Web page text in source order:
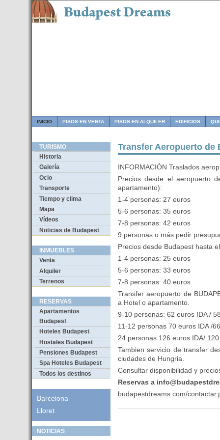
INICIO PISOS EN VENTA PISOS EN ALQUILER EDIFICIOS
TURISMO
Historia
Galería
Ocio
Transporte
Tiempo y clima
Mapa
Vídeos
Noticias de Budapest
INMUEBLES
Venta
Alquiler
Terrenos
RESERVAS
Apartamentos
Budapest
Hoteles Budapest
Hostales Budapest
Pensiones Budapest
Spa Hoteles Budapest
Todos los destinos
Barcelona
Lloret
NOTICIAS
Transfer Aeropuerto de
INFORMACIÓN Traslados
Precios desde el aeropuerto
apartamento):
1-4 personas: 27 euros
5-6 personas: 35 euros
7-8 personas: 42 euros
9 personas o más pedir
Precios desde Budapest hasta
1-4 personas: 25 euros
5-6 personas: 33 euros
7-8 personas: 40 euros
Transfer aeropuerto de
a Hotel o apartamento.
9-10 personas: 62 euros IDA /
11-12 personas 70 euros IDA /
24 personas 126 euros IDA/
Tambien servicio de transfer
ciudades de Hungria.
Consultar disponibilidad y
Reservas a
budapestdreams.com/